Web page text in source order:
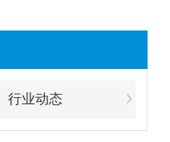
行业动态